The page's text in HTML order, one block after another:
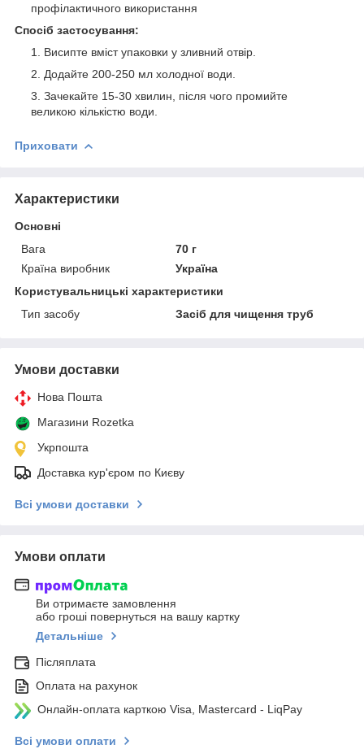
профілактичного використання
Спосіб застосування:
Висипте вміст упаковки у зливний отвір.
Додайте 200-250 мл холодної води.
Зачекайте 15-30 хвилин, після чого промийте
великою кількістю води.
Приховати
Характеристики
Основні
Вага
70 г
Країна виробник
Україна
Користувальницькі характеристики
Тип засобу
Засіб для чищення труб
Умови доставки
Нова Пошта
Магазини Rozetka
Укрпошта
Доставка кур'єром по Києву
Всі умови доставки
Умови оплати
Ви отримаєте замовлення
або гроші повернуться на вашу картку
Детальніше
Післяплата
Оплата на рахунок
Онлайн-оплата карткою Visa, Mastercard - LiqPay
Всі умови оплати